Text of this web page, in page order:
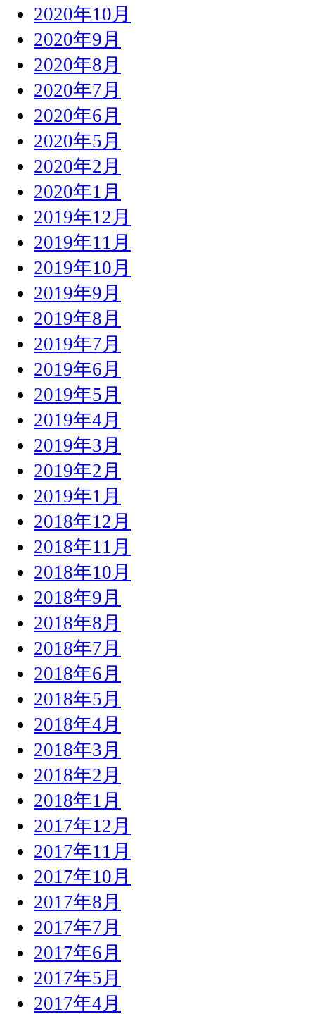
2020年10月
2020年9月
2020年8月
2020年7月
2020年6月
2020年5月
2020年2月
2020年1月
2019年12月
2019年11月
2019年10月
2019年9月
2019年8月
2019年7月
2019年6月
2019年5月
2019年4月
2019年3月
2019年2月
2019年1月
2018年12月
2018年11月
2018年10月
2018年9月
2018年8月
2018年7月
2018年6月
2018年5月
2018年4月
2018年3月
2018年2月
2018年1月
2017年12月
2017年11月
2017年10月
2017年8月
2017年7月
2017年6月
2017年5月
2017年4月